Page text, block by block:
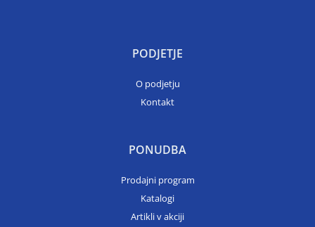
PODJETJE
O podjetju
Kontakt
PONUDBA
Prodajni program
Katalogi
Artikli v akciji